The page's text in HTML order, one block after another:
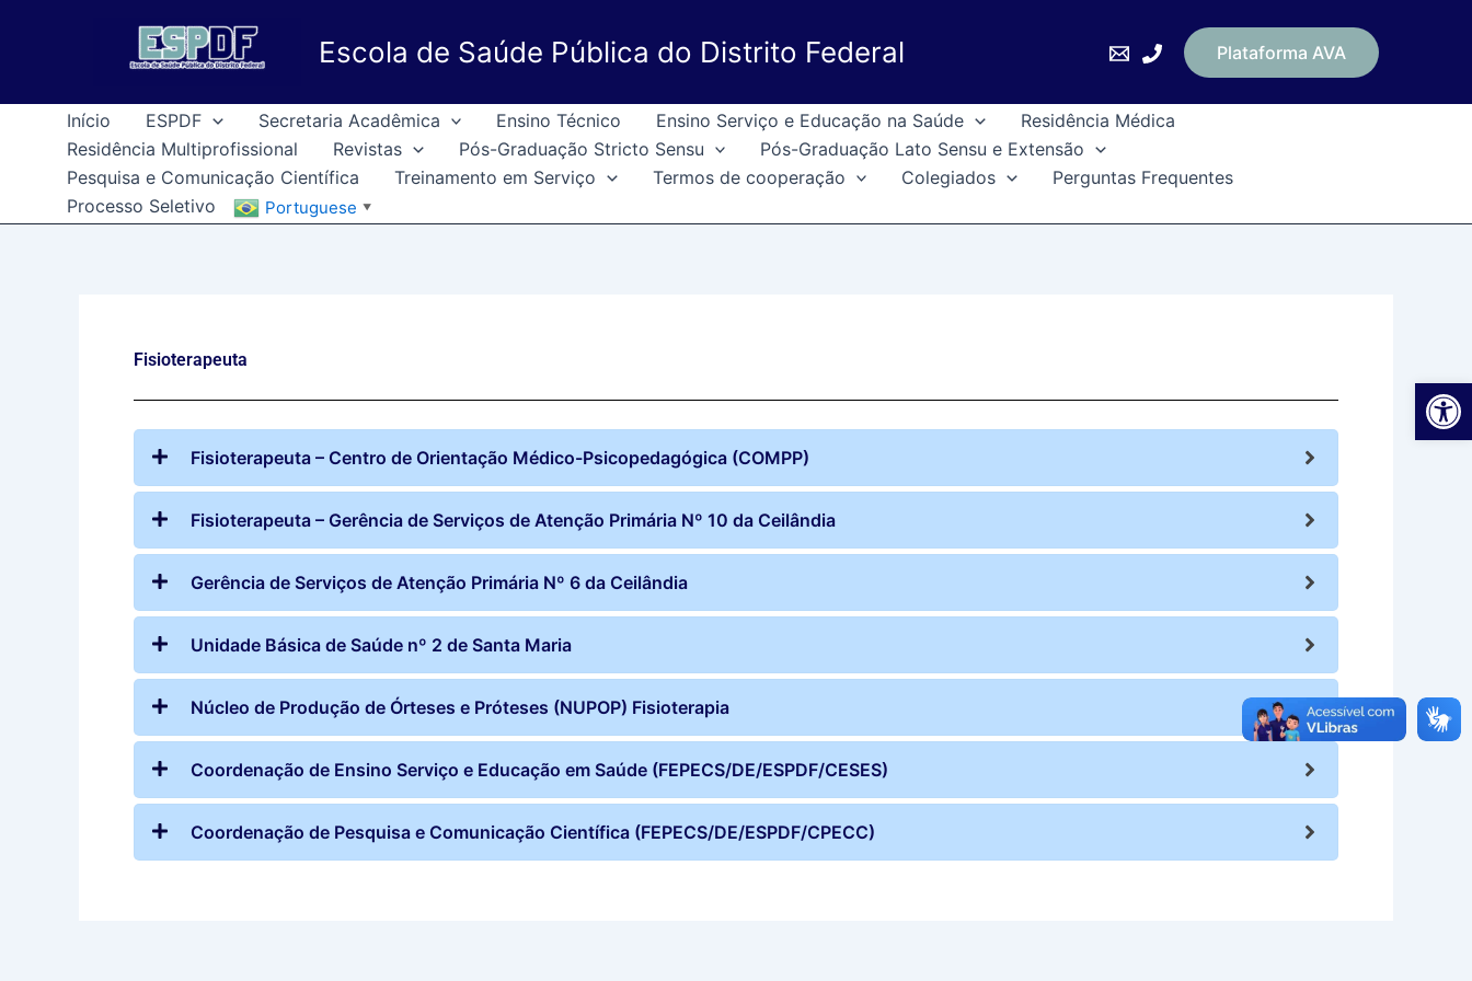
conteúdo
Escola de Saúde Pública do Distrito Federal Plataforma AVA
Início ESPDF Secretaria Acadêmica Ensino Técnico Ensino Serviço e Educação na Saúde
Residência Médica
Residência Multiprofissional
Revistas Pós-Graduação Stricto Sensu
Pós-Graduação Lato Sensu e Extensão
Pesquisa e Comunicação Científica
Treinamento em Serviço Termos de cooperação Colegiados
Perguntas Frequentes
Processo Seletivo
Portuguese ▼
Fisioterapeuta
Fisioterapeuta – Centro de Orientação Médico-Psicopedagógica (COMPP)
Fisioterapeuta – Gerência de Serviços de Atenção Primária Nº 10 da Ceilândia
Gerência de Serviços de Atenção Primária Nº 6 da Ceilândia
Unidade Básica de Saúde nº 2 de Santa Maria
Núcleo de Produção de Órteses e Próteses (NUPOP) Fisioterapia
Coordenação de Ensino Serviço e Educação em Saúde (FEPECS/DE/ESPDF/CESES)
Coordenação de Pesquisa e Comunicação Científica (FEPECS/DE/ESPDF/CPECC)